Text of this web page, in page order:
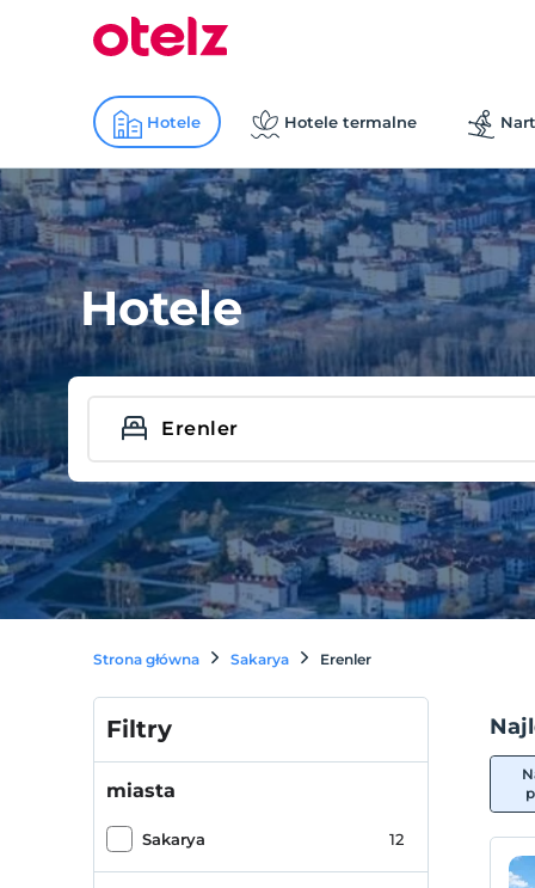
Hotele Hotele termalne
Hotele
Strona główna Sakarya Erenler
Filtry
miasta
Sakarya 12